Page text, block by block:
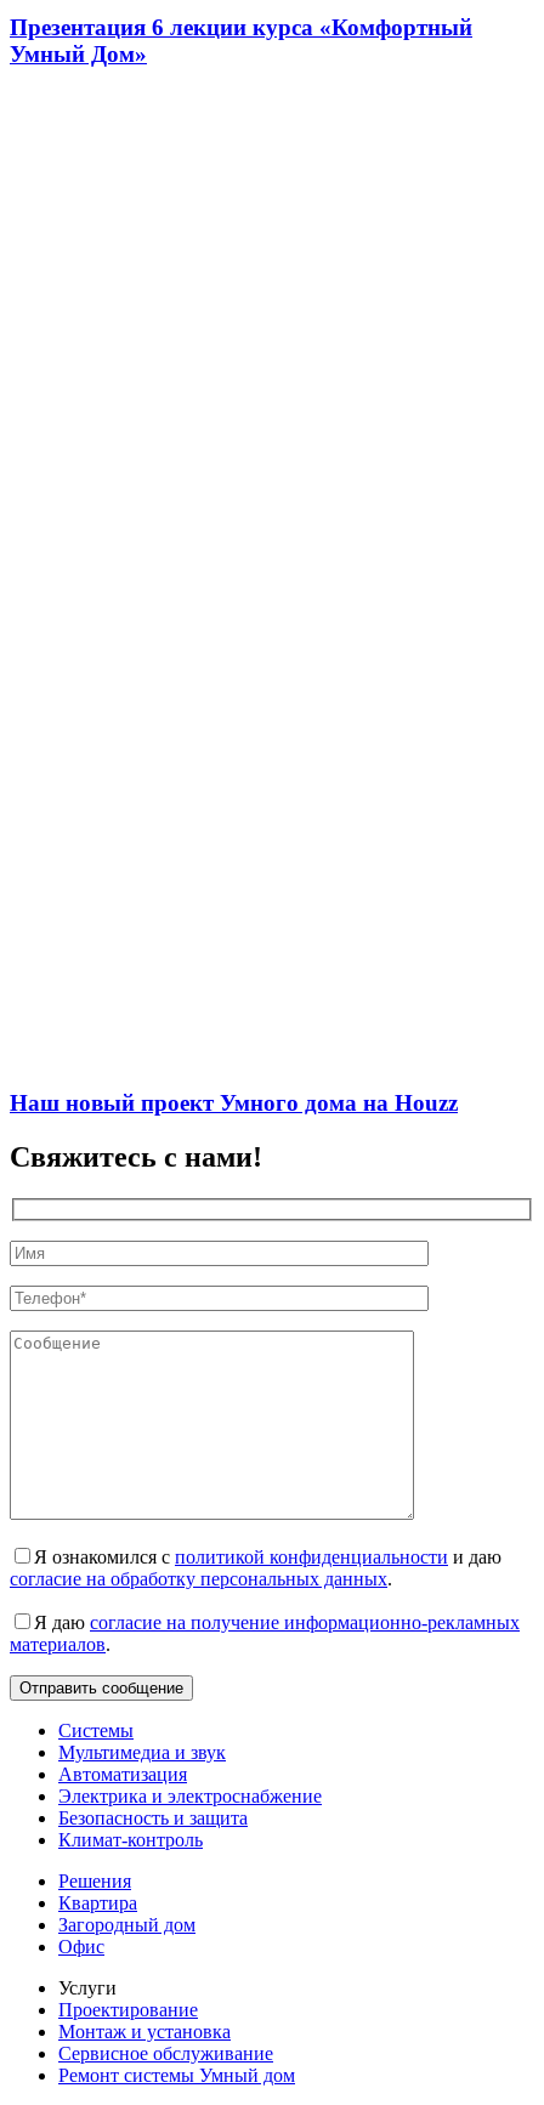
Презентация 6 лекции курса «Комфортный
Умный Дом»
Наш новый проект Умного дома на Houzz
Свяжитесь с нами!
Я ознакомился с политикой конфиденциальности и даю
согласие на обработку персональных данных.
Я даю согласие на получение информационно-рекламных
материалов.
Системы
Мультимедиа и звук
Автоматизация
Электрика и электроснабжение
Безопасность и защита
Климат-контроль
Решения
Квартира
Загородный дом
Офис
Услуги
Проектирование
Монтаж и установка
Сервисное обслуживание
Ремонт системы Умный дом